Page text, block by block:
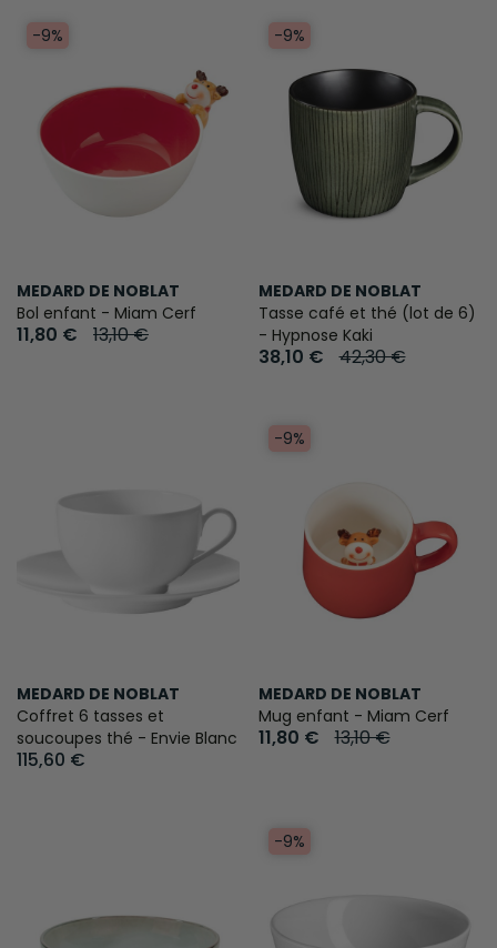
-9%
MEDARD DE NOBLAT
Bol enfant - Miam Cerf
11,80 € 13,10 €
-9%
MEDARD DE NOBLAT
Tasse café et thé (lot de 6)
- Hypnose Kaki
38,10 € 42,30 €
MEDARD DE NOBLAT
Coffret 6 tasses et
soucoupes thé - Envie Blanc
115,60 €
-9%
MEDARD DE NOBLAT
Mug enfant - Miam Cerf
11,80 € 13,10 €
-9%